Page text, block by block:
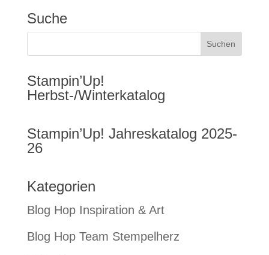
Suche
Stampin’Up!
Herbst-/Winterkatalog
Stampin’Up! Jahreskatalog 2025-
26
Kategorien
Blog Hop Inspiration & Art
Blog Hop Team Stempelherz